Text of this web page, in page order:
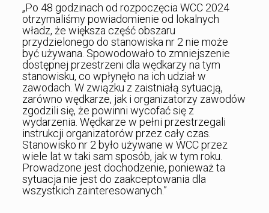
„Po 48 godzinach od rozpoczęcia WCC 2024
otrzymaliśmy powiadomienie od lokalnych
władz, że większa część obszaru
przydzielonego do stanowiska nr 2 nie może
być używana. Spowodowało to zmniejszenie
dostępnej przestrzeni dla wędkarzy na tym
stanowisku, co wpłynęło na ich udział w
zawodach. W związku z zaistniałą sytuacją,
zarówno wędkarze, jak i organizatorzy zawodów
zgodzili się, że powinni wycofać się z
wydarzenia. Wędkarze w pełni przestrzegali
instrukcji organizatorów przez cały czas.
Stanowisko nr 2 było używane w WCC przez
wiele lat w taki sam sposób, jak w tym roku.
Prowadzone jest dochodzenie, ponieważ ta
sytuacja nie jest do zaakceptowania dla
wszystkich zainteresowanych.”